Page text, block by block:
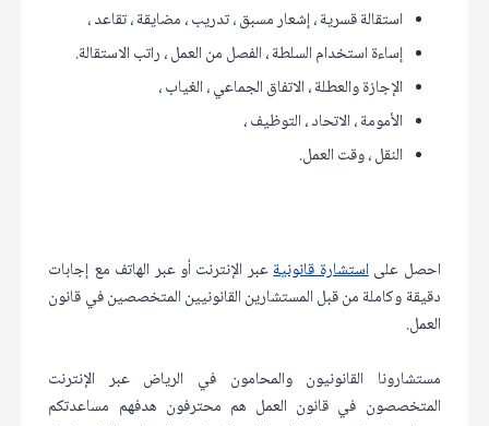
استقالة قسرية ، إشعار مسبق ، تدريب ، مضايقة ، تقاعد ،
إساءة استخدام السلطة ، الفصل من العمل ، راتب الاستقالة.
الإجازة والعطلة ، الاتفاق الجماعي ، الغياب ،
الأمومة ، الاتحاد ، التوظيف ،
النقل ، وقت العمل.
احصل علىاستشارة قانونيةعبر الإنترنت أو عبر الهاتف مع إجابات
دقيقة وكاملة من قبل المستشارين القانونيين المتخصصين في قانون
العمل.
مستشارونا القانونيون والمحامون في الرياض عبر الإنترنت
المتخصصون في قانون العمل هم محترفون هدفهم مساعدتكم